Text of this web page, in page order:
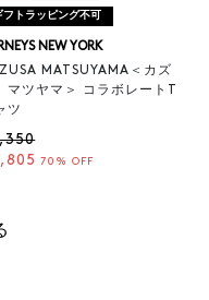
フトラッピング不可
NEW YORK
MATSUYAMA＜カズ
ツヤマ＞ コラボレートT
ツ
70% OFF